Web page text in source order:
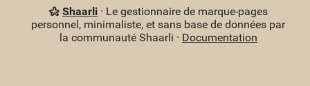
Shaarli· Le gestionnaire de marque-pages
personnel, minimaliste, et sans base de données par
la communauté Shaarli · Documentation